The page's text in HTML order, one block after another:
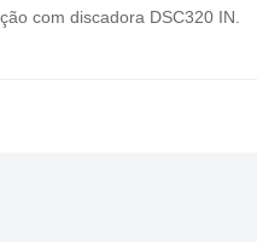
com discadora DSC320 IN.